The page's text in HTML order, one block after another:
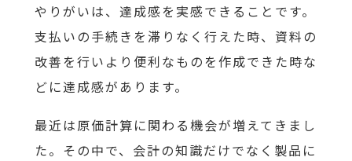
やりがいは、達成感を実感できることです。
支払いの手続きを滞りなく行えた時、資料の
改善を行いより便利なものを作成できた時な
どに達成感があります。
最近は原価計算に関わる機会が増えてきまし
た。その中で、会計の知識だけでなく製品に